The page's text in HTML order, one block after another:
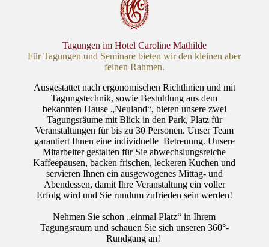
Tagungen im Hotel Caroline Mathilde
Für Tagungen und Seminare bieten wir den kleinen aber
feinen Rahmen.
Ausgestattet nach ergonomischen Richtlinien und mit
Tagungstechnik, sowie Bestuhlung aus dem
bekannten Hause „Neuland“, bieten unsere zwei
Tagungsräume mit Blick in den Park, Platz für
Veranstaltungen für bis zu 30 Personen. Unser Team
garantiert Ihnen eine individuelle Betreuung. Unsere
Mitarbeiter gestalten für Sie abwechslungsreiche
Kaffeepausen, backen frischen, leckeren Kuchen und
servieren Ihnen ein ausgewogenes Mittag- und
Abendessen, damit Ihre Veranstaltung ein voller
Erfolg wird und Sie rundum zufrieden sein werden!
Nehmen Sie schon „einmal Platz“ in Ihrem
Tagungsraum und schauen Sie sich unseren 360°-
Rundgang an!